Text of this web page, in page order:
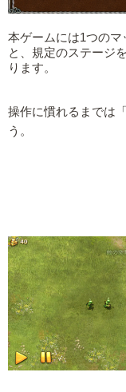
本ゲームには1つの
と、規定のステージ
ります。
操作に慣れるまでは
う。